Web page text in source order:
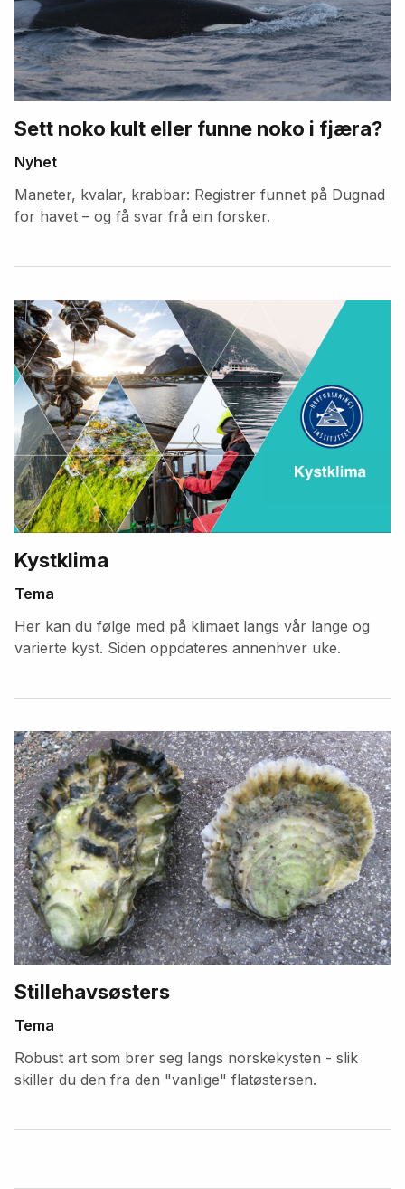
Sett noko kult eller funne noko i fjæra?
Nyhet
Maneter, kvalar, krabbar: Registrer funnet på Dugnad
for havet – og få svar frå ein forsker.
Kystklima
Tema
Her kan du følge med på klimaet langs vår lange og
varierte kyst. Siden oppdateres annenhver uke.
Stillehavsøsters
Tema
Robust art som brer seg langs norskekysten - slik
skiller du den fra den "vanlige" flatøstersen.